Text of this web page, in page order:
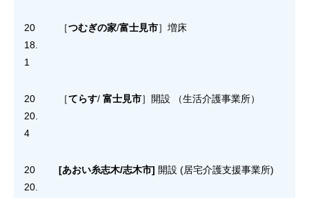
20
18.
1
［つむぎの家/富士見市］増床
20
20.
4
［てらす/ 富士見市］開設 （生活介護事業所）
20
20.
[あおい糸志木/志木市] 開設 (居宅介護支援事業所)